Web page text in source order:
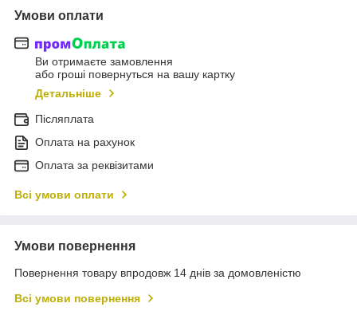
Умови оплати
Ви отримаєте замовлення
або гроші повернуться на вашу картку
Детальніше
Післяплата
Оплата на рахунок
Оплата за реквізитами
Всі умови оплати
Умови повернення
Повернення товару впродовж 14 днів за домовленістю
Всі умови повернення